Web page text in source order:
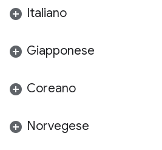
Italiano
Giapponese
Coreano
Norvegese